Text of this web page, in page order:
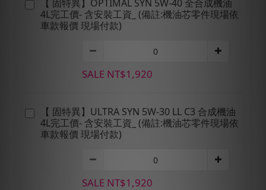
【 固特異】OPTIMAL SYN 5W-40 全合成機油
4L完工價- 含安裝工資_ (備註:機油芯零件現場依
車款報價 現場付款)
SALE NT$1,920
【 固特異】ULTRA SYN 5W-30 LL C3 合成機油
4L完工價- 含安裝工資_ (備註:機油芯零件現場依
車款報價 現場付款)
SALE NT$1,920